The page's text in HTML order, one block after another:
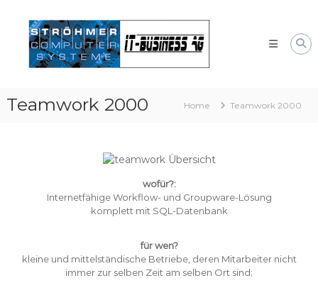
content
Systemhaus
für
Bayern
Windows
Systeme
Teamwork 2000 Home Teamwork 2000
wofür?:
Internetfähige Workflow- und Groupware-Lösung
komplett mit SQL-Datenbank
für wen?
kleine und mittelständische Betriebe, deren Mitarbeiter nicht
immer zur selben Zeit am selben Ort sind;